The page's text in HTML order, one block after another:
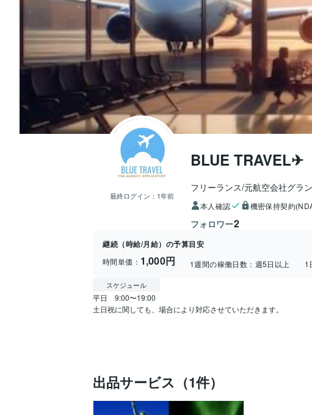
最終ログイン： 1年前
BLUE TRAVEL✈︎
フリーランス/元航空会社グラ
本人確認 機密保持契約
フォロワー2
継続（時給/月給）の予算目安
時間単価： 1,000円 1週間の稼働日数： 週5日以上 1
スケジュール
平日　9:00〜19:00
土日祝に関しても、場合により対応させていただきます。
出品サービス（1件）